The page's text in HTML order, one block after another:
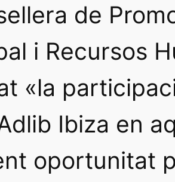
de
i Recursos
«la
Ibiza en
oportunitat